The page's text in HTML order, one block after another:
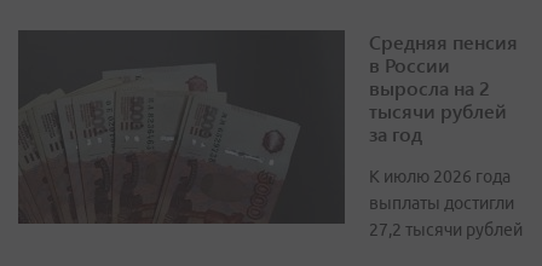
Средняя пенсия
в России
выросла на 2
тысячи рублей
за год
К июлю 2026 года
выплаты достигли
27,2 тысячи рублей